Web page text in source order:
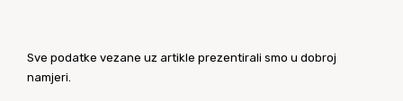
Sve podatke vezane uz artikle prezentirali smo u dobroj
namjeri.